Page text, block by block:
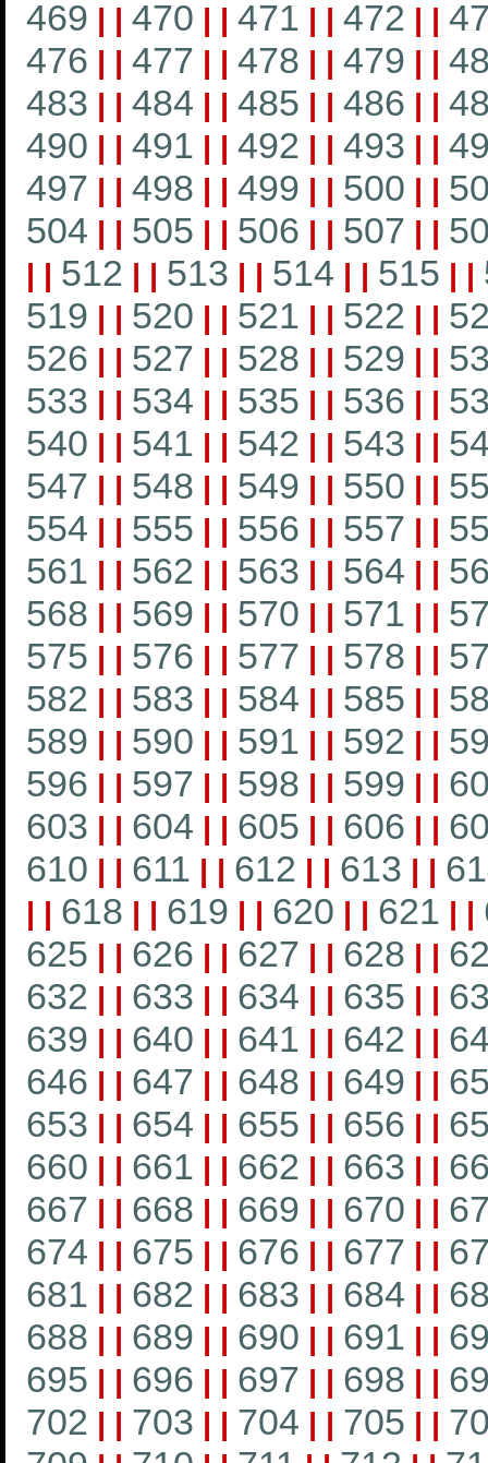
469 | | 470 | | 471 | | 472 | |
476 | | 477 | | 478 | | 479 | |
483 | | 484 | | 485 | | 486 | |
490 | | 491 | | 492 | | 493 | |
497 | | 498 | | 499 | | 500 | |
504 | | 505 | | 506 | | 507 | |
| | 512 | | 513 | | 514 | | 515 | |
519 | | 520 | | 521 | | 522 | |
526 | | 527 | | 528 | | 529 | |
533 | | 534 | | 535 | | 536 | |
540 | | 541 | | 542 | | 543 | |
547 | | 548 | | 549 | | 550 | |
554 | | 555 | | 556 | | 557 | |
561 | | 562 | | 563 | | 564 | |
568 | | 569 | | 570 | | 571 | |
575 | | 576 | | 577 | | 578 | |
582 | | 583 | | 584 | | 585 | |
589 | | 590 | | 591 | | 592 | |
596 | | 597 | | 598 | | 599 | |
603 | | 604 | | 605 | | 606 | |
610 | | 611 | | 612 | | 613 | |
| | 618 | | 619 | | 620 | | 621 | |
625 | | 626 | | 627 | | 628 | |
632 | | 633 | | 634 | | 635 | |
639 | | 640 | | 641 | | 642 | |
646 | | 647 | | 648 | | 649 | |
653 | | 654 | | 655 | | 656 | |
660 | | 661 | | 662 | | 663 | |
667 | | 668 | | 669 | | 670 | |
674 | | 675 | | 676 | | 677 | |
681 | | 682 | | 683 | | 684 | |
688 | | 689 | | 690 | | 691 | |
695 | | 696 | | 697 | | 698 | |
702 | | 703 | | 704 | | 705 | |